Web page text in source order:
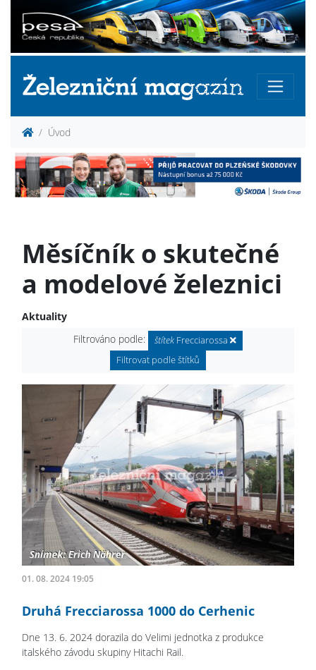
Úvod
Měsíčník o skutečné
a modelové železnici
Aktuality
Filtrováno podle:
štítek Frecciarossa
Filtrovat podle štítků
01. 08. 2024 19:05
Druhá Frecciarossa 1000 do Cerhenic
Dne 13. 6. 2024 dorazila do Velimi jednotka z produkce
italského závodu skupiny Hitachi Rail.